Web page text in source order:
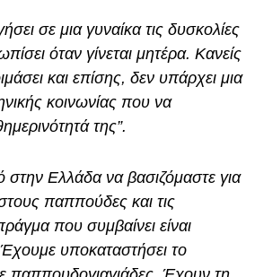
σε μια γυναίκα τις δυσκολίες
όταν γίνεται μητέρα. Κανείς
και επίσης, δεν υπάρχει μια
κοινωνίας που να
της”.
στην Ελλάδα να βασιζόμαστε για
παππούδες και τις
που συμβαίνει είναι
υποκαταστήσει το